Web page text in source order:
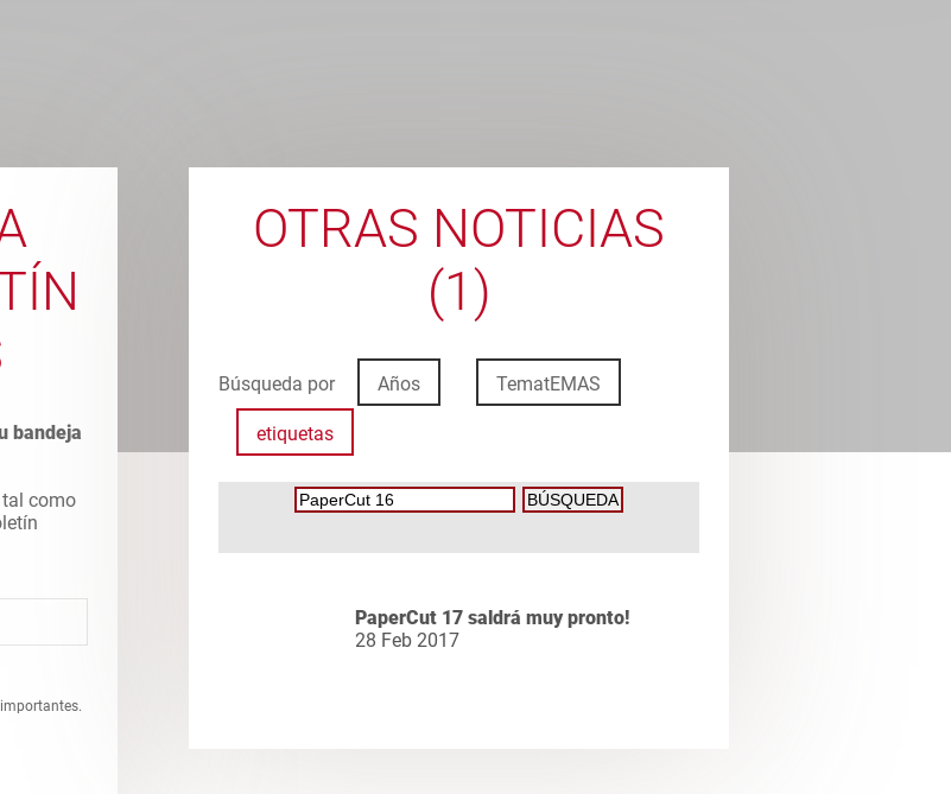
bandeja
como
OTRAS NOTICIAS
(1)
Búsqueda por Años TematEMAS
etiquetas
PaperCut 17 saldrá muy pronto!
28 Feb 2017